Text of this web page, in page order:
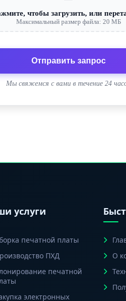
чтобы загрузить, или
Максимальный размер файла: 20 МБ
Отправить запрос
Мы свяжемся с вами в течение 24
услуги
печатной платы
ПХД
печатной
электронных
О